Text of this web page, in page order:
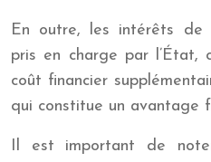
En outre, les intérêts de
pris en charge par l’État,
coût financier
qui constitue un avantage
Il est important de